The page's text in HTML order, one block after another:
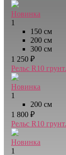
Новинка
1
150 см
200 см
300 см
1 250 ₽
Рельс R10
Новинка
1
200 см
1 800 ₽
Рельс R10
Новинка
1